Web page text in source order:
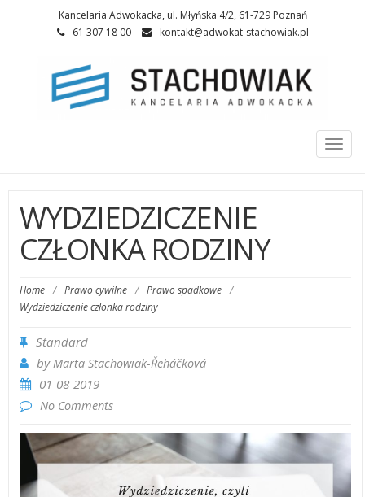
Kancelaria Adwokacka, ul. Młyńska 4/2, 61-729 Poznań
61 307 18 00
kontakt@adwokat-stachowiak.pl
WYDZIEDZICZENIE
CZŁONKA RODZINY
Home / Prawo cywilne / Prawo spadkowe /
Wydziedziczenie członka rodziny
Standard
byMarta Stachowiak-­Řeháčková
01-08-2019
No Comments